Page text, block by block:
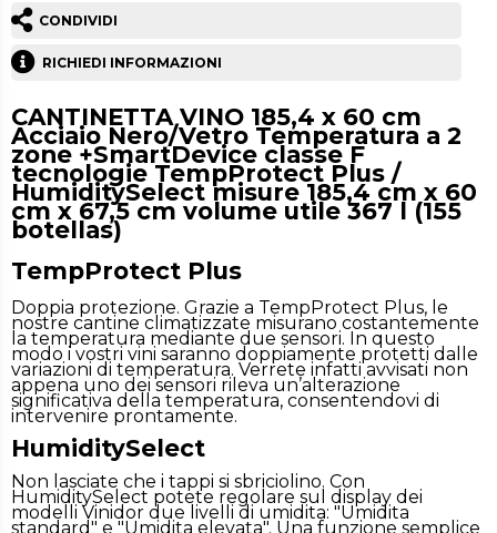
CONDIVIDI
RICHIEDI INFORMAZIONI
CANTINETTA VINO 185,4 x 60 cm
Acciaio Nero/Vetro Temperatura a 2
zone +SmartDevice classe F
tecnologie TempProtect Plus /
HumiditySelect misure 185,4 cm x 60
cm x 67,5 cm volume utile 367 l (155
botellas)
TempProtect Plus
Doppia protezione. Grazie a TempProtect Plus, le
nostre cantine climatizzate misurano costantemente
la temperatura mediante due sensori. In questo
modo i vostri vini saranno doppiamente protetti dalle
variazioni di temperatura. Verrete infatti avvisati non
appena uno dei sensori rileva un’alterazione
significativa della temperatura, consentendovi di
intervenire prontamente.
HumiditySelect
Non lasciate che i tappi si sbriciolino. Con
HumiditySelect potete regolare sul display dei
modelli Vinidor due livelli di umidita: "Umidita
standard" e "Umidita elevata". Una funzione semplice